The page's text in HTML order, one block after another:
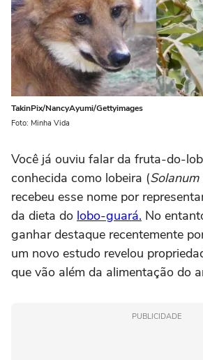
TakinPix/NancyAyumi/Gettyimages
Foto: Minha Vida
Você já ouviu falar da fruta-do-
conhecida como lobeira (
recebeu esse nome por
da dieta do lobo-guará. No
ganhar destaque recentemente
um novo estudo revelou
que vão além da alimentação do
PUBLICIDADE